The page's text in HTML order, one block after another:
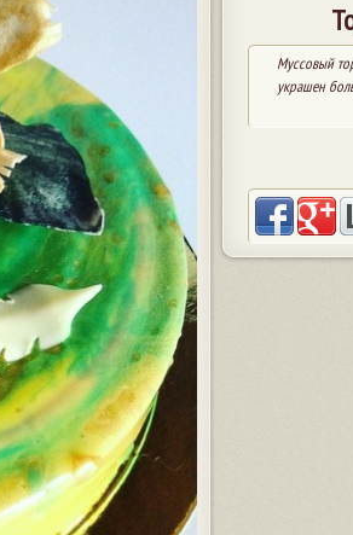
Муссовый
украшен